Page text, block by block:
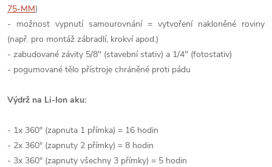
75-MM)
- možnost vypnutí samourovnání = vytvoření nakloněné roviny
(např. pro montáž zábradlí, krokví apod.)
- zabudované závity 5/8" (stavební stativ) a 1/4" (fotostativ)
- pogumované tělo přístroje chráněné proti pádu
Výdrž na Li-Ion aku:
- 1x 360° (zapnuta 1 přímka) = 16 hodin
- 2x 360° (zapnuty 2 přímky) = 8 hodin
- 3x 360° (zapnuty všechny 3 přímky) = 5 hodin